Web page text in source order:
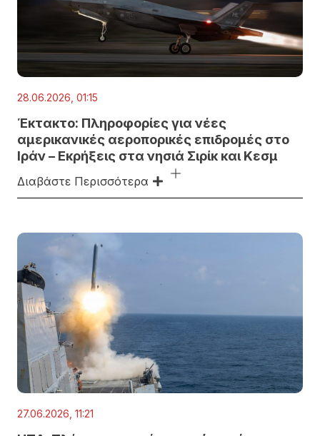
28.06.2026, 01:15
Έκτακτο: Πληροφορίες για νέες
αμερικανικές αεροπορικές επιδρομές στο
Ιράν – Εκρήξεις στα νησιά Σιρίκ και Κεσμ
Διαβάστε Περισσότερα
27.06.2026, 11:21